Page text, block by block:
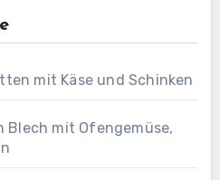
mit Käse und Schinken
Blech mit Ofengemüse,